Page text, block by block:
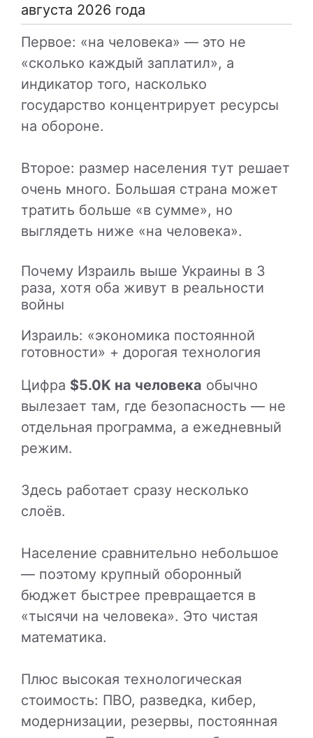
августа 2026 года
Первое: «на человека» — это не
«сколько каждый заплатил», а
индикатор того, насколько
государство концентрирует ресурсы
на обороне.
Второе: размер населения тут решает
очень много. Большая страна может
тратить больше «в сумме», но
выглядеть ниже «на человека».
Почему Израиль выше Украины в 3
раза, хотя оба живут в реальности
войны
Израиль: «экономика постоянной
готовности» + дорогая технология
Цифра $5.0K на человека обычно
вылезает там, где безопасность — не
отдельная программа, а ежедневный
режим.
Здесь работает сразу несколько
слоёв.
Население сравнительно небольшое
— поэтому крупный оборонный
бюджет быстрее превращается в
«тысячи на человека». Это чистая
математика.
Плюс высокая технологическая
стоимость: ПВО, разведка, кибер,
модернизации, резервы, постоянная